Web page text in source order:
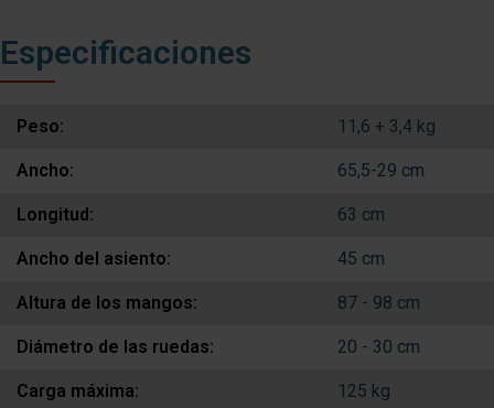
Especificaciones
Peso: 11,6 + 3,4 kg
Ancho: 65,5-29 cm
Longitud: 63 cm
Ancho del asiento: 45 cm
Altura de los mangos: 87 - 98 cm
Diámetro de las ruedas: 20 - 30 cm
Carga máxima: 125 kg